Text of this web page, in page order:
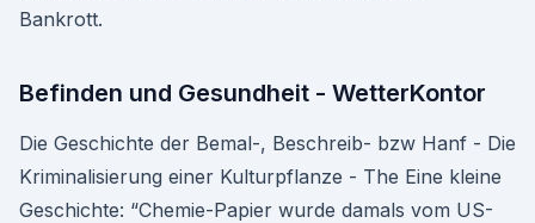
Bankrott.
Befinden und Gesundheit - WetterKontor
Die Geschichte der Bemal-, Beschreib- bzw Hanf - Die
Kriminalisierung einer Kulturpflanze - The Eine kleine
Geschichte: “Chemie-Papier wurde damals vom US-